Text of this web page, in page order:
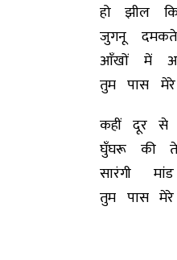
हो झील
जुगनू
आँखों में
तुम पास
कहीं दूर से
घुँघरू की
सारंगी
तुम पास